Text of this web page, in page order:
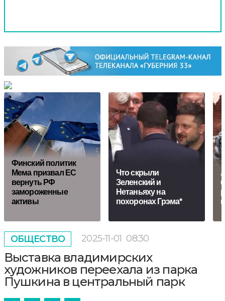
Финский политик
Мема призвал ЕС
вернуть РФ
замороженные
активы
Что скрыли
Зеленский и
Нетаньяху на
похоронах Грэма*
ОБЩЕСТВО 2025-11-01 08:30
Выставка владимирских
художников переехала из парка
Пушкина в центральный парк